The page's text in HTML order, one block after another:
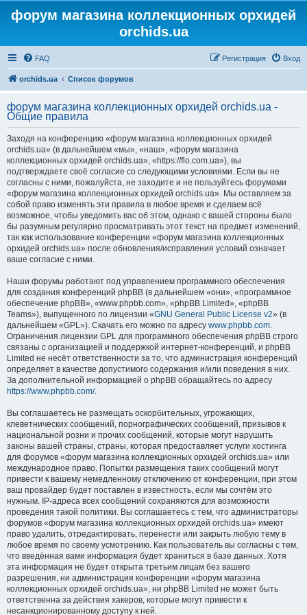
форум магазина коллекционных орхидей
orchids.ua
FAQ Вход
Регистрация
orchids.ua Список форумов
форум магазина коллекционных орхидей orchids.ua -
Общие правила
Заходя на конференцию «форум магазина коллекционных орхидей
orchids.ua» (в дальнейшем «мы», «наш», «форум магазина
коллекционных орхидей orchids.ua», «https://flo.com.ua»), вы
подтверждаете своё согласие со следующими условиями. Если вы не
согласны с ними, пожалуйста, не заходите и не пользуйтесь форумами
«форум магазина коллекционных орхидей orchids.ua». Мы оставляем за
собой право изменять эти правила в любое время и сделаем всё
возможное, чтобы уведомить вас об этом, однако с вашей стороны было
бы разумным регулярно просматривать этот текст на предмет изменений,
так как использование конференции «форум магазина коллекционных
орхидей orchids.ua» после обновления/исправления условий означает
ваше согласие с ними.
Наши форумы работают под управлением программного обеспечения
для создания конференций phpBB (в дальнейшем «они», «программное
обеспечение phpBB», «www.phpbb.com», «phpBB Limited», «phpBB
Teams»), выпущенного по лицензии «GNU General Public License v2» (в
дальнейшем «GPL»). Скачать его можно по адресу www.phpbb.com.
Ограничения лицензии GPL для программного обеспечения phpBB строго
связаны с организацией и поддержкой интернет-конференций, и phpBB
Limited не несёт ответственности за то, что администрация конференций
определяет в качестве допустимого содержания и/или поведения в них.
За дополнительной информацией о phpBB обращайтесь по адресу
https://www.phpbb.com/.
Вы соглашаетесь не размещать оскорбительных, угрожающих,
клеветнических сообщений, порнографических сообщений, призывов к
национальной розни и прочих сообщений, которые могут нарушить
законы вашей страны, страны, которая предоставляет услуги хостинга
для форумов «форум магазина коллекционных орхидей orchids.ua» или
международное право. Попытки размещения таких сообщений могут
привести к вашему немедленному отключению от конференции, при этом
ваш провайдер будет поставлен в известность, если мы сочтём это
нужным. IP-адреса всех сообщений сохраняются для возможности
проведения такой политики. Вы соглашаетесь с тем, что администраторы
форумов «форум магазина коллекционных орхидей orchids.ua» имеют
право удалить, отредактировать, перенести или закрыть любую тему в
любое время по своему усмотрению. Как пользователь вы согласны с тем,
что введённая вами информация будет храниться в базе данных. Хотя
эта информация не будет открыта третьим лицам без вашего
разрешения, ни администрация конференции «форум магазина
коллекционных орхидей orchids.ua», ни phpBB Limited не может быть
ответственна за действия хакеров, которые могут привести к
несанкционированному доступу к ней.